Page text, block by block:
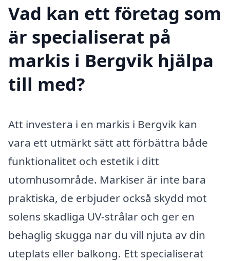
Vad kan ett företag som
är specialiserat på
markis i Bergvik hjälpa
till med?
Att investera i en markis i Bergvik kan
vara ett utmärkt sätt att förbättra både
funktionalitet och estetik i ditt
utomhusområde. Markiser är inte bara
praktiska, de erbjuder också skydd mot
solens skadliga UV-strålar och ger en
behaglig skugga när du vill njuta av din
uteplats eller balkong. Ett specialiserat